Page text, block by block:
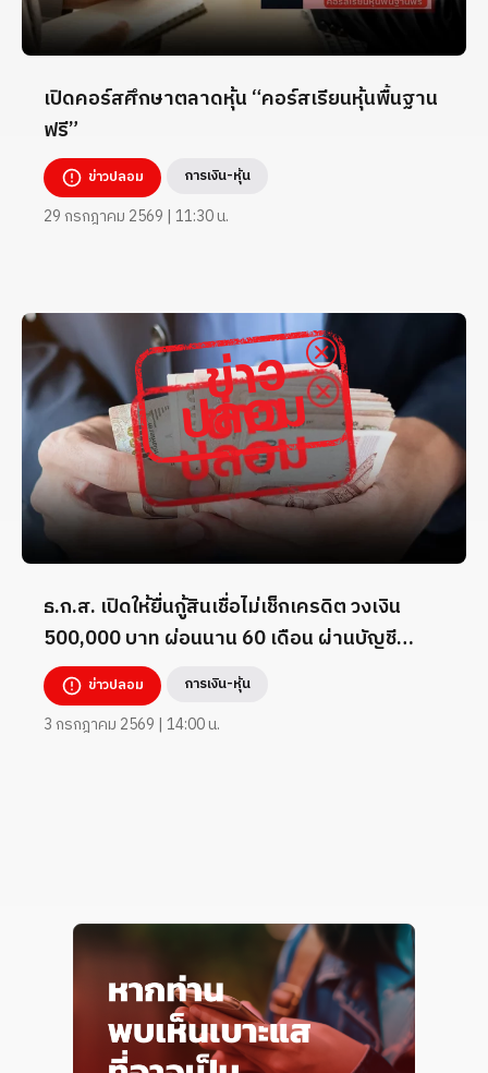
เปิดคอร์สศึกษาตลาดหุ้น “คอร์สเรียนหุ้นพื้นฐาน
ฟรี”
ข่าวปลอม การเงิน-หุ้น
29 กรกฎาคม 2569 | 11:30 น.
ธ.ก.ส. เปิดให้ยื่นกู้สินเชื่อไม่เช็กเครดิต วงเงิน
500,000 บาท ผ่อนนาน 60 เดือน ผ่านบัญชี
TikTok _7824260
ข่าวปลอม การเงิน-หุ้น
3 กรกฎาคม 2569 | 14:00 น.